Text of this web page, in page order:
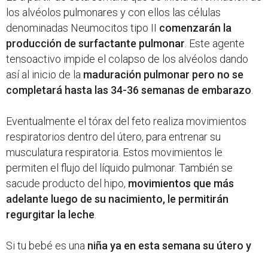
los alvéolos pulmonares y con ellos las células
denominadas Neumocitos tipo II comenzarán la
producción de surfactante pulmonar. Este agente
tensoactivo impide el colapso de los alvéolos dando
así al inicio de la maduración pulmonar pero no se
completará hasta las 34-36 semanas de embarazo.
Eventualmente el tórax del feto realiza movimientos
respiratorios dentro del útero, para entrenar su
musculatura respiratoria. Estos movimientos le
permiten el flujo del líquido pulmonar. También se
sacude producto del hipo, movimientos que más
adelante luego de su nacimiento, le permitirán
regurgitar la leche.
Si tu bebé es una niña ya en esta semana su útero y